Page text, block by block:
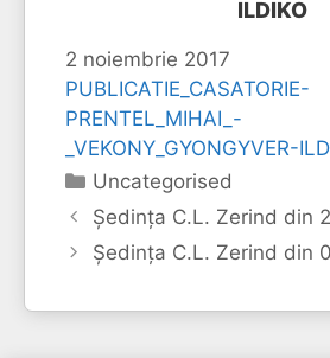
ILDIKO
2 noiembrie 2017
PUBLICATIE_CASATORIE-
PRENTEL_MIHAI_-
_VEKONY_GYONGYVER-
Categorii
Uncategorised
Ședința C.L. Zerind din
Ședința C.L. Zerind din